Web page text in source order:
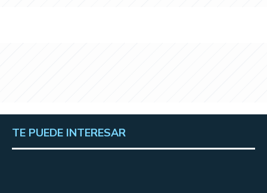
TE PUEDE INTERESAR